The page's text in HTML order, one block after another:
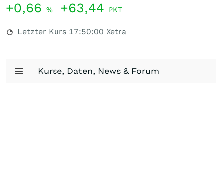
+0,66 % +63,44 PKT
Letzter Kurs 17:50:00 Xetra
Kurse, Daten, News & Forum